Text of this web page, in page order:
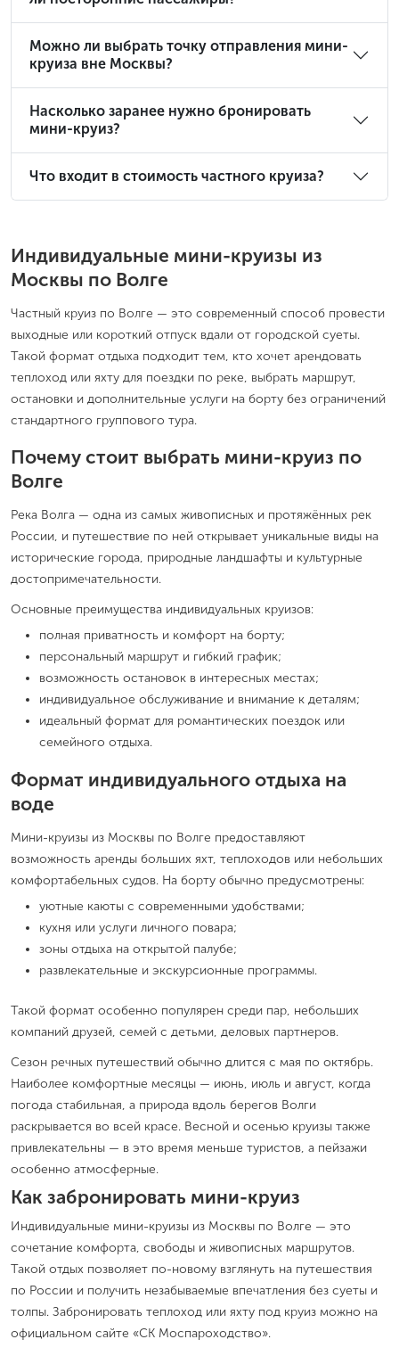
Можно ли выбрать точку отправления мини-
круиза вне Москвы?
Насколько заранее нужно бронировать
мини-круиз?
Что входит в стоимость частного круиза?
Индивидуальные мини-круизы из
Москвы по Волге
Частный круиз по Волге — это современный способ провести
выходные или короткий отпуск вдали от городской суеты.
Такой формат отдыха подходит тем, кто хочет арендовать
теплоход или яхту для поездки по реке, выбрать маршрут,
остановки и дополнительные услуги на борту без ограничений
стандартного группового тура.
Почему стоит выбрать мини-круиз по
Волге
Река Волга — одна из самых живописных и протяжённых рек
России, и путешествие по ней открывает уникальные виды на
исторические города, природные ландшафты и культурные
достопримечательности.
Основные преимущества индивидуальных круизов:
полная приватность и комфорт на борту;
персональный маршрут и гибкий график;
возможность остановок в интересных местах;
индивидуальное обслуживание и внимание к деталям;
идеальный формат для романтических поездок или
семейного отдыха.
Формат индивидуального отдыха на
воде
Мини-круизы из Москвы по Волге предоставляют
возможность аренды больших яхт, теплоходов или небольших
комфортабельных судов. На борту обычно предусмотрены:
уютные каюты с современными удобствами;
кухня или услуги личного повара;
зоны отдыха на открытой палубе;
развлекательные и экскурсионные программы.
Такой формат особенно популярен среди пар, небольших
компаний друзей, семей с детьми, деловых партнеров.
Сезон речных путешествий обычно длится с мая по октябрь.
Наиболее комфортные месяцы — июнь, июль и август, когда
погода стабильная, а природа вдоль берегов Волги
раскрывается во всей красе. Весной и осенью круизы также
привлекательны — в это время меньше туристов, а пейзажи
особенно атмосферные.
Как забронировать мини-круиз
Индивидуальные мини-круизы из Москвы по Волге — это
сочетание комфорта, свободы и живописных маршрутов.
Такой отдых позволяет по-новому взглянуть на путешествия
по России и получить незабываемые впечатления без суеты и
толпы. Забронировать теплоход или яхту под круиз можно на
официальном сайте «СК Моспароходство».